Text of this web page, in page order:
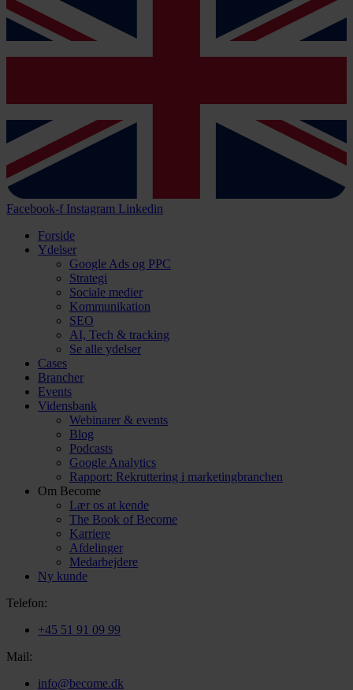
Facebook-f Instagram Linkedin
Forside
Ydelser
Google Ads og PPC
Strategi
Sociale medier
Kommunikation
SEO
AI, Tech & tracking
Se alle ydelser
Cases
Brancher
Events
Vidensbank
Webinarer & events
Blog
Podcasts
Google Analytics
Rapport: Rekruttering i marketingbranchen
Om Become
Lær os at kende
The Book of Become
Karriere
Afdelinger
Medarbejdere
Ny kunde
Telefon:
+45 51 91 09 99
Mail:
info@become.dk